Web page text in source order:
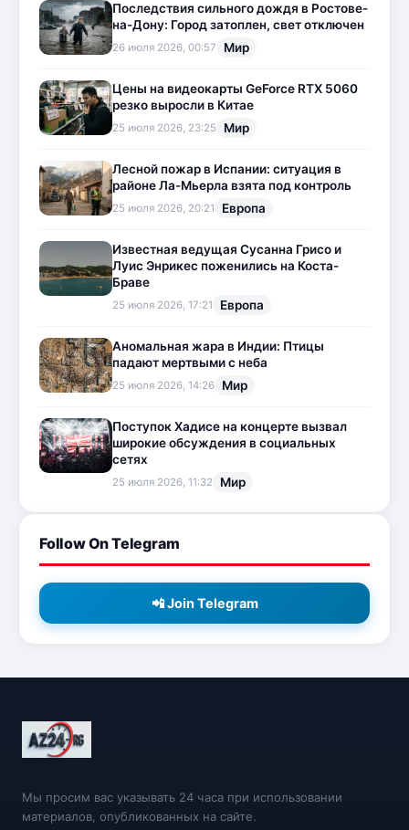
Последствия сильного дождя в Ростове-
на-Дону: Город затоплен, свет отключен
26 июля 2026, 00:57 Мир
Цены на видеокарты GeForce RTX 5060
резко выросли в Китае
25 июля 2026, 23:25 Мир
Лесной пожар в Испании: ситуация в
районе Ла-Мьерла взята под контроль
25 июля 2026, 20:21 Европа
Известная ведущая Сусанна Грисо и
Луис Энрикес поженились на Коста-
Браве
25 июля 2026, 17:21 Европа
Аномальная жара в Индии: Птицы
падают мертвыми с неба
25 июля 2026, 14:26 Мир
Поступок Хадисе на концерте вызвал
широкие обсуждения в социальных
сетях
25 июля 2026, 11:32 Мир
Follow On Telegram
📲 Join Telegram
Мы просим вас указывать 24 часа при использовании
материалов, опубликованных на сайте.